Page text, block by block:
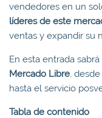
vendedores en un
líderes de este
ventas y expandir su
En esta entrada
Mercado Libre,
hasta el servicio
Tabla de contenido